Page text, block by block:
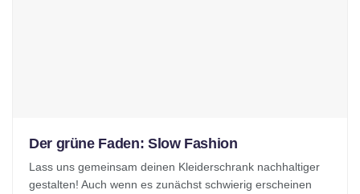
Der grüne Faden: Slow Fashion
Lass uns gemeinsam deinen Kleiderschrank nachhaltiger
gestalten! Auch wenn es zunächst schwierig erscheinen